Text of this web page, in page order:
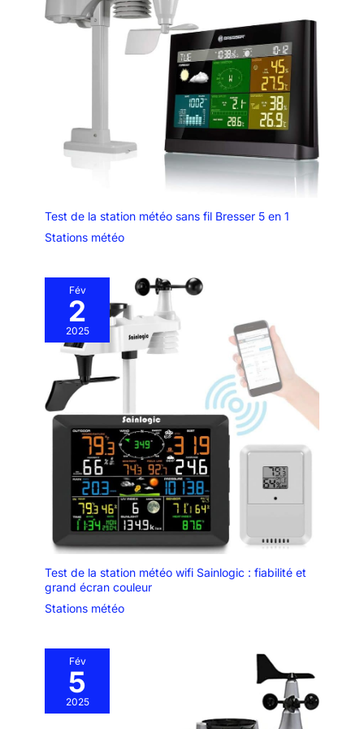
température, de vitesse du vent,
de pression atmosphérique et
de précipitations. L'indice UV et
l'intensité lumineuse sont
vous aider à planifier vos
activités quotidiennes à
Test de la station météo sans fil Bresser 5 en 1
Stations météo
Fév
2
2025
Test de la station météo wifi Sainlogic : fiabilité et
grand écran couleur
Stations météo
Fév
5
2025